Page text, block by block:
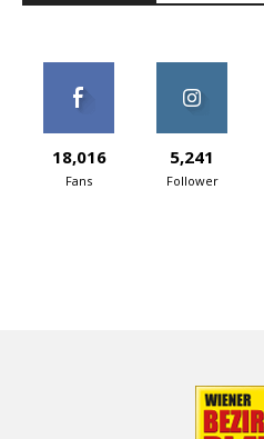
18,016
Fans
5,241
Follower